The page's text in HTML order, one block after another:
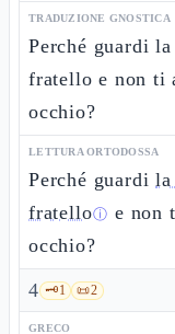
TRADUZIONE GNOSTICA
Perché guardi
fratello e non ti
occhio?
LETTURA ORTODOSSA
Perché guardila
fratelloⓘ e non
occhio?
4 🗝️1 📜2
GRECO